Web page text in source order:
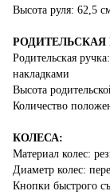
Высота руля: 62,5
РОДИТЕЛЬСКАЯ
Родительская
накладками
Высота
Количество
КОЛЕСА:
Материал колес:
Диаметр колес:
Кнопки быстрого